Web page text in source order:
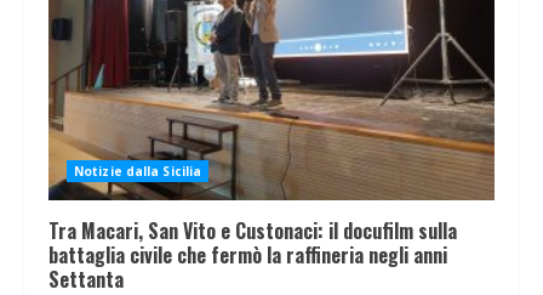
Notizie dalla Sicilia
Tra Macari, San Vito e Custonaci: il docufilm sulla
battaglia civile che fermò la raffineria negli anni
Settanta